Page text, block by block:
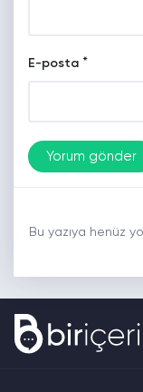
E-posta *
Bu yazıya henüz